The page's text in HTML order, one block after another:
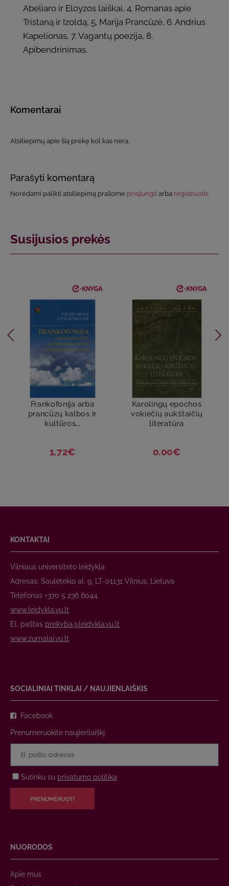
Abeliaro ir Eloyzos laiškai, 4. Romanas apie
Tristaną ir Izoldą, 5. Marija Prancūzė, 6. Andrius
Kapelionas, 7. Vagantų poezija, 8.
Apibendrinimas.
Komentarai
Atsiliepimų apie šią prekę kol kas nėra.
Parašyti komentarą
Norėdami palikti atsiliepimą prašome prisijungti arba registruotis
Susijusios prekės
Frankofonija arba
prancūzų kalbos ir
kultūros...
1.72€
Karolingų epochos
vokiečių aukštaičių
literatūra
0.00€
KONTAKTAI
Vilniaus universiteto leidykla
Adresas: Saulėtekio al. 9, LT-01131 Vilnius, Lietuva
Telefonas +370 5 236 6044
www.leidykla.vu.lt
El. paštas prekyba@leidykla.vu.lt
www.zurnalai.vu.lt
SOCIALINIAI TINKLAI / NAUJIENLAIŠKIS
Facebook
Prenumeruokite naujienlaiškį
Sutinku su privatumo politika
PRENUMERUOTI
NUORODOS
Apie mus